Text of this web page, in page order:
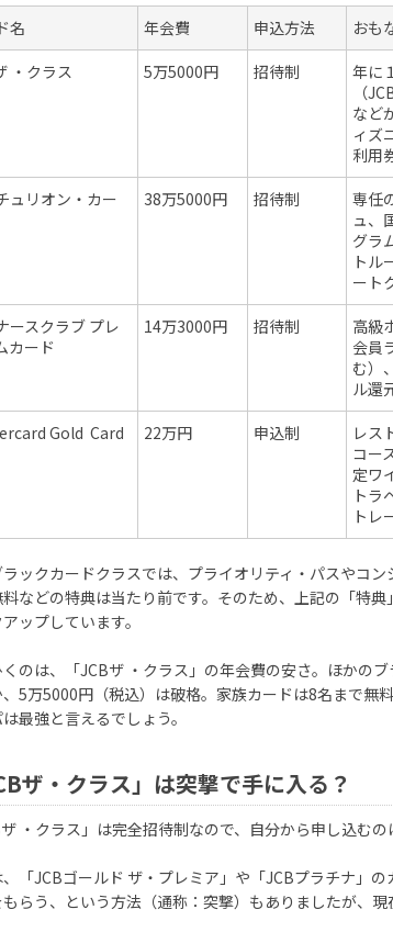
名 年会費 申込方法
おも
・クラス
5万5000円 招待制
年に
（
など
ィズ
利用
ュリオン・カー
38万5000円 招待制
専任
ュ、
グラ
トル
ート
ースクラブ プレ
カード
14万3000円 招待制
高級
会員
む）
ル還
Gold Card
22万円 申込制
レス
コー
定ワ
トラ
トレ
ラックカードクラスでは、プライオリティ・パスやコ
料などの特典は当たり前です。そのため、上記の「特
ップしています。
くのは、「JCBザ ・クラス」の年会費の安さ。ほかの
5万5000円（税込）は破格。家族カードは8名まで無
最強と言えるでしょう。
ザ・クラス」は突撃で手に入る？
ザ ・クラス」は完全招待制なので、自分から申し込むの
「JCBゴールド ザ・プレミア」や「JCBプラチナ」
らう、という方法（通称：突撃）もありましたが、現